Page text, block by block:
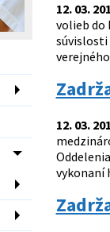
12. 03.
volieb do
súvislosti
12. 03.
vykonaní